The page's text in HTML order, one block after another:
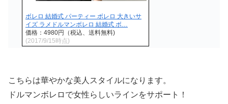
ボレロ 結婚式 パーティー ボレロ 大きいサ
イズ ラメドルマンボレロ 結婚式 ボ…
価格：4980円（税込、送料無料)
(2017/9/15時点)
こちらは華やかな美人スタイルになります。
ドルマンボレロで女性らしいラインをサポート！